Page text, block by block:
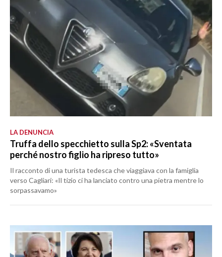
LA DENUNCIA
Truffa dello specchietto sulla Sp2: «Sventata
perché nostro figlio ha ripreso tutto»
Il racconto di una turista tedesca che viaggiava con la famiglia
verso Cagliari: «Il tizio ci ha lanciato contro una pietra mentre lo
sorpassavamo»